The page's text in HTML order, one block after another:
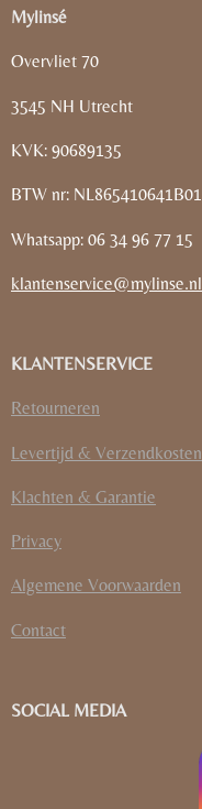
Mylinsé
Overvliet 70
3545 NH Utrecht
KVK: 90689135
BTW nr: NL865410641B01
Whatsapp: 06 34 96 77 15
klantenservice@mylinse.nl
KLANTENSERVICE
Retourneren
Levertijd & Verzendkosten
Klachten & Garantie
Privacy
Algemene Voorwaarden
Contact
SOCIAL MEDIA